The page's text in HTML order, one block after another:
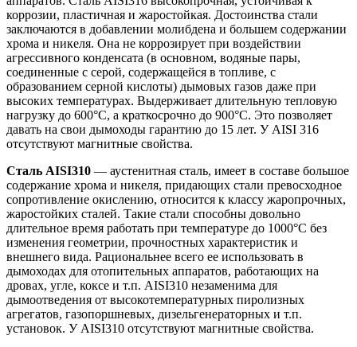
коррозии, пластичная и жаростойкая. Достоинства стали
заключаются в добавлении молибдена и большем содержании
хрома и никеля. Она не коррозирует при воздействии
агрессивного конденсата (в основном, водяные пары,
соединенные с серой, содержащейся в топливе, с
образованием серной кислоты) дымовых газов даже при
высоких температурах. Выдерживает длительную тепловую
нагрузку до 600°С, а краткосрочно до 900°С. Это позволяет
давать на свои дымоходы гарантию до 15 лет. У AISI 316
отсутствуют магнитные свойства.
Сталь AISI310 — аустенитная сталь, имеет в составе большое
содержание хрома и никеля, придающих стали превосходное
сопротивление окислению, относится к классу жаропрочных,
жаростойких сталей. Такие стали способны довольно
длительное время работать при температуре до 1000°С без
изменения геометрии, прочностных характеристик и
внешнего вида. Рациональнее всего ее использовать в
дымоходах для отопительных аппаратов, работающих на
дровах, угле, коксе и т.п. AISI310 незаменима для
дымоотведения от высокотемпературных пиролизных
агрегатов, газопоршневых, дизельгенераторных и т.п.
установок. У AISI310 отсутствуют магнитные свойства.